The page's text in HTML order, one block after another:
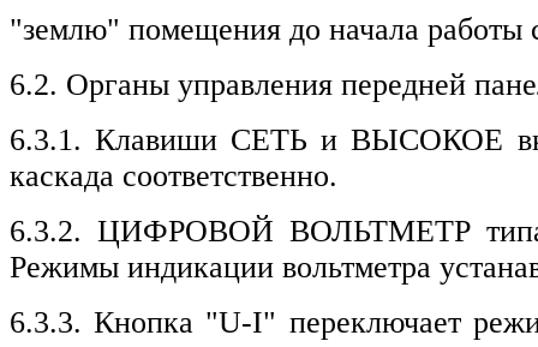
"землю" помещения до начала работы
6.2. Органы управления передней
6.3.1. Клавиши СЕТЬ и ВЫСОКОЕ
каскада соответственно.
6.3.2. ЦИФРОВОЙ ВОЛЬТМЕТР типа
Режимы индикации вольтметра
6.3.3. Кнопка "U-I" переключает